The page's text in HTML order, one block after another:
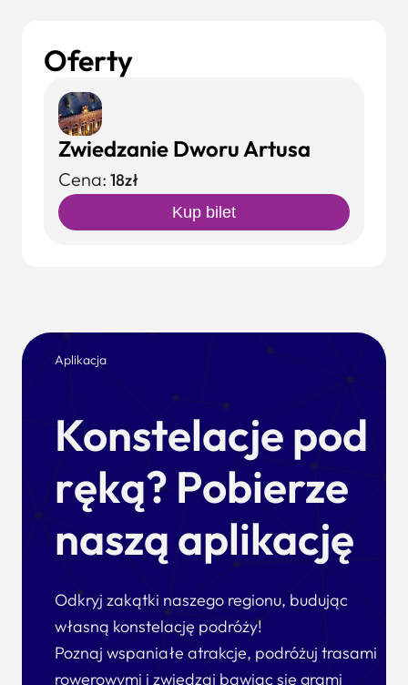
Oferty
Zwiedzanie Dworu Artusa
Cena: 18zł
Kup bilet
Aplikacja
Konstelacje pod
ręką? Pobierze
naszą aplikację
Odkryj zakątki naszego regionu, budując
własną konstelację podróży!
Poznaj wspaniałe atrakcje, podróżuj trasami
rowerowymi i zwiedzaj bawiąc się grami